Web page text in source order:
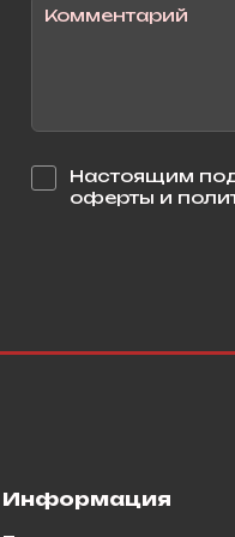
Настоящим
оферты и
Информация